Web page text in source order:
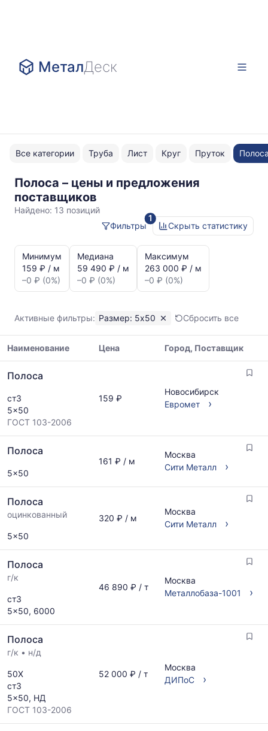
МеталДеск
Все категории Труба Лист Круг Пруток
Полоса – цены и предложения
поставщиков
Найдено: 13 позиций
1
Фильтры
Скрыть статистику
динамика
цен:
Полоса
Показаны
минимальная,
медианная
и
максимальная
цена
данным
прайс-
листов
последний
месяц.
по
актуальным
и
обновляется
по
мере
прайс-
листов.
Минимум
159 ₽ / м
–0 ₽ (0%)
Медиана
59 490 ₽ / м
–0 ₽ (0%)
Максимум
263 000 ₽ / м
–0 ₽ (0%)
Активные фильтры: Размер: 5x50 Сбросить все
цен
металлопрокат
указанием
ГОСТ,
размеров
поставщиков
по
запросу
Наименование Цена Город, Поставщик
Полоса
ст3
5x50
ГОСТ 103-2006
159 ₽
Новосибирск
Евромет
›
Полоса
5x50
161 ₽ / м
Москва
Сити Металл
›
Полоса
оцинкованный
5x50
320 ₽ / м
Москва
Сити Металл
›
Полоса
г/к
ст3
5x50, 6000
46 890 ₽ / т
Москва
Металлобаза-1001
›
Полоса
г/к • н/д
50Х
ст3
5x50, НД
ГОСТ 103-2006
52 000 ₽ / т
Москва
ДИПоС
›